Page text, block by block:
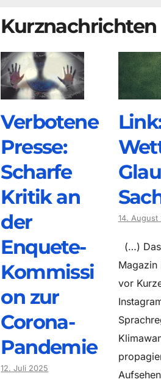
Kurznachrichten
Verbotene
Presse:
Scharfe
Kritik an
der
Enquete-
Kommissi
on zur
Corona-
Pandemie
12. Juli 2025
14. August
(…)
Magazin
vor